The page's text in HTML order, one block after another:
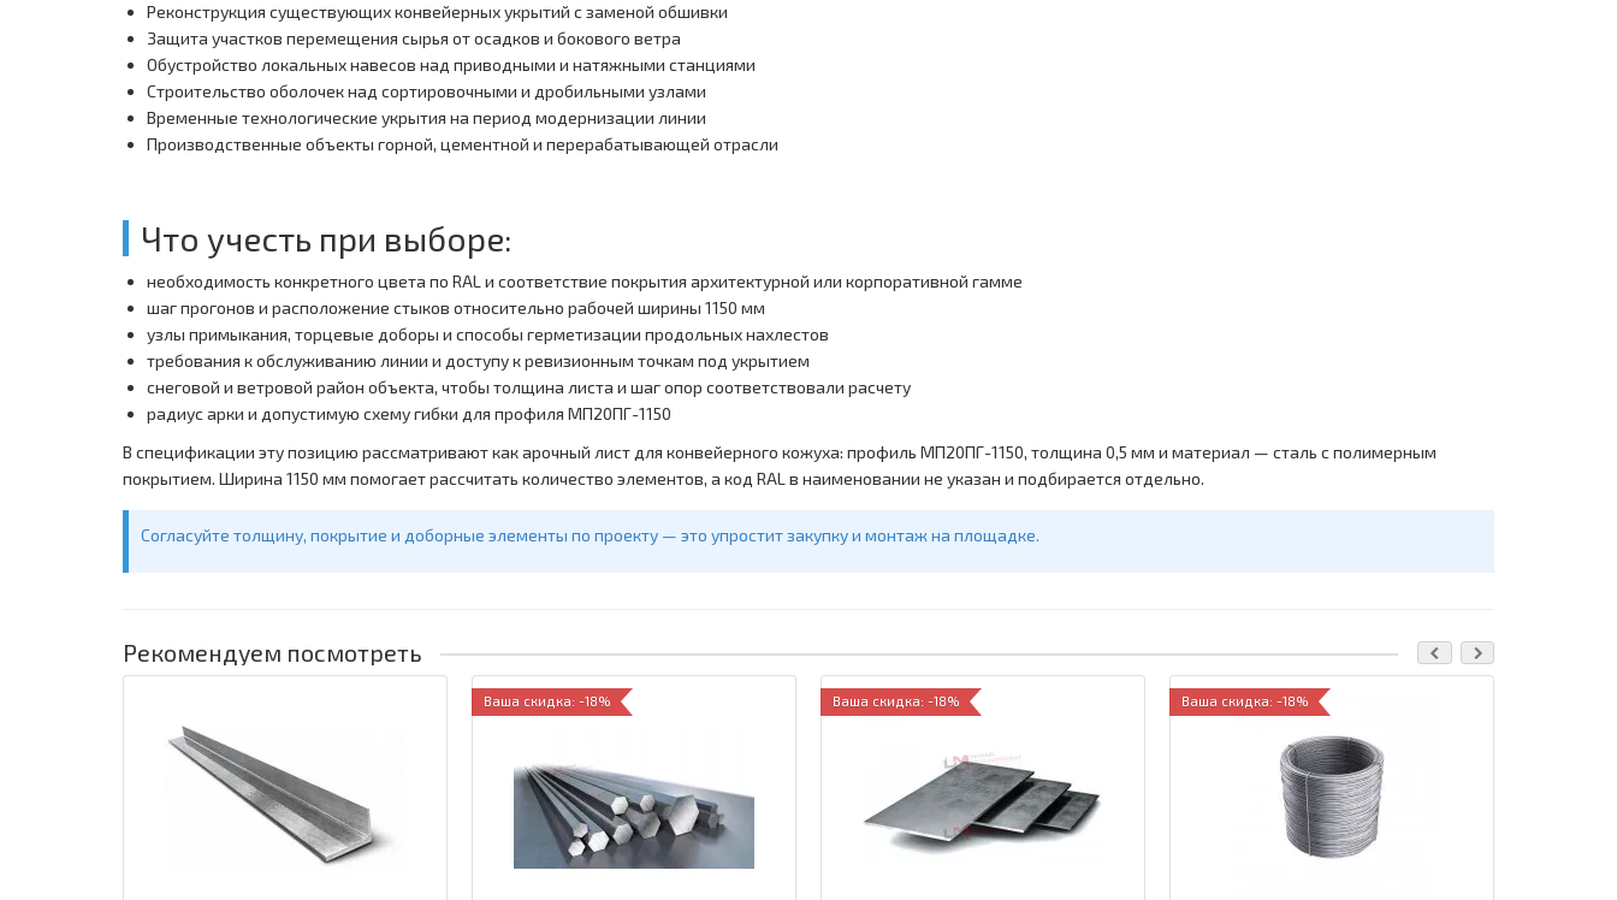
Реконструкция существующих конвейерных укрытий с заменой обшивки
Защита участков перемещения сырья от осадков и бокового ветра
Обустройство локальных навесов над приводными и натяжными станциями
Строительство оболочек над сортировочными и дробильными узлами
Временные технологические укрытия на период модернизации линии
Производственные объекты горной, цементной и перерабатывающей отрасли
Что учесть при выборе:
необходимость конкретного цвета по RAL и соответствие покрытия архитектурной или корпоративной гамме
шаг прогонов и расположение стыков относительно рабочей ширины 1150 мм
узлы примыкания, торцевые доборы и способы герметизации продольных нахлестов
требования к обслуживанию линии и доступу к ревизионным точкам под укрытием
снеговой и ветровой район объекта, чтобы толщина листа и шаг опор соответствовали расчету
радиус арки и допустимую схему гибки для профиля МП20ПГ-1150
В спецификации эту позицию рассматривают как арочный лист для конвейерного кожуха: профиль МП20ПГ-1150, толщина 0,5 мм и материал — сталь с полимерным
покрытием. Ширина 1150 мм помогает рассчитать количество элементов, а код RAL в наименовании не указан и подбирается отдельно.
Согласуйте толщину, покрытие и доборные элементы по проекту — это упростит закупку и монтаж на площадке.
Рекомендуем посмотреть
Ваша скидка: -18% Ваша скидка: -18% Ваша скидка: -18%